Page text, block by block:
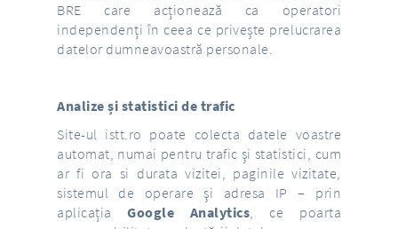
BRE care acționează ca operatori
independenți în ceea ce privește prelucrarea
datelor dumneavoastră personale.
Analize și statistici de trafic
Site-ul istt.ro poate colecta datele voastre
automat, numai pentru trafic şi statistici, cum
ar fi ora si durata vizitei, paginile vizitate,
sistemul de operare şi adresa IP – prin
aplicațiaGoogle Analytics, ce poarta